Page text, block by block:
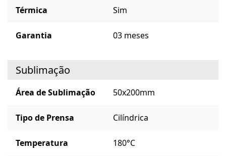
Térmica Sim
Garantia 03 meses
Sublimação
Área de Sublimação 50x200mm
Tipo de Prensa Cilíndrica
Temperatura 180°C